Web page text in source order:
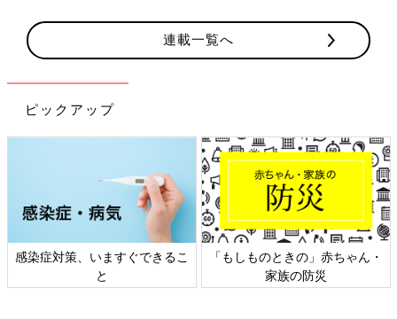
連載一覧へ
ピックアップ
感染症対策、いますぐできるこ
と
「もしものときの」赤ちゃん・
家族の防災